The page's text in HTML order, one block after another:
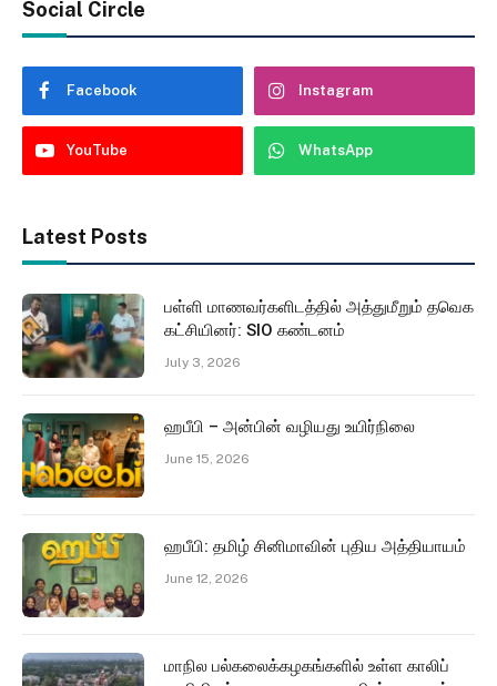
Social Circle
Facebook Instagram
YouTube WhatsApp
Latest Posts
பள்ளி மாணவர்களிடத்தில் அத்துமீறும் தவெக
கட்சியினர்: SIO கண்டனம்
July 3, 2026
ஹபீபி – அன்பின் வழியது உயிர்நிலை
June 15, 2026
ஹபீபி: தமிழ் சினிமாவின் புதிய அத்தியாயம்
June 12, 2026
மாநில பல்கலைக்கழகங்களில் உள்ள காலிப்